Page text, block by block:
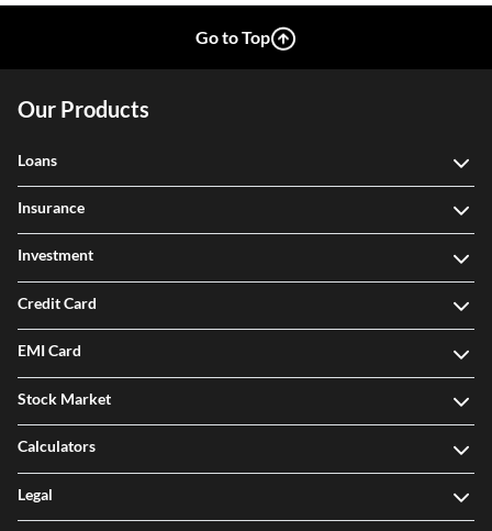
Go to Top
Our Products
Loans
Insurance
Investment
Credit Card
EMI Card
Stock Market
Calculators
Legal